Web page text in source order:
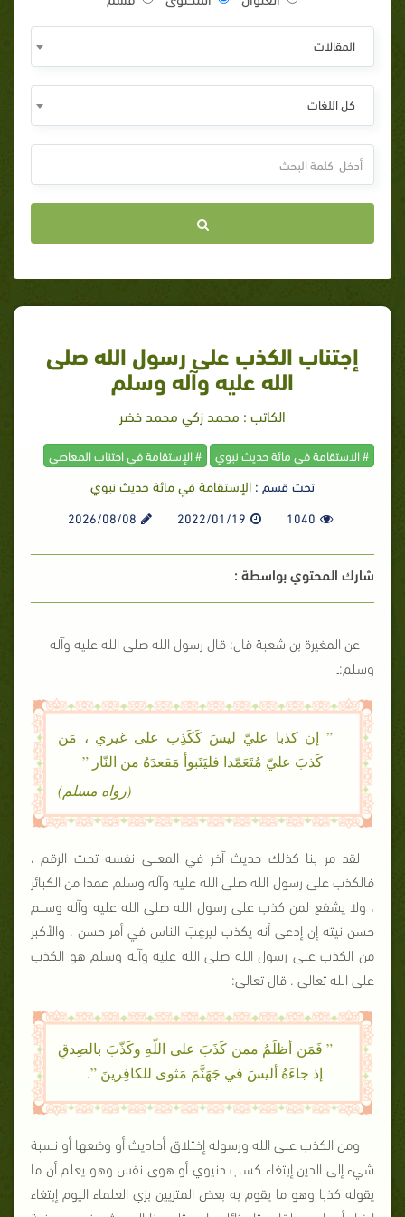
المقالات
كل اللغات
إجتناب الكذب على رسول الله صلى
الله عليه وآله وسلم
الكاتب : محمد زكي محمد خضر
# الاستقامة في مائة حديث نبوي # الإستقامة في اجتناب المعاصي
تحت قسم : الإستقامة في مائة حديث نبوي
1040
2022/01/19
2026/08/08
شارك المحتوي بواسطة :
عن المغيرة بن شعبة قال: قال رسول الله صلى الله عليه وآله
وسلم:ـ
” إن كذبا عليّ ليسَ كَكَذِب على غيري ، مَن
كَذبَ عليّ مُتَعَمّدا فليَتَبوأ مَقعدَهُ من النّار ”
(رواه مسلم)
لقد مر بنا كذلك حديث آخر في المعنى نفسه تحت الرقم ،
فالكذب على رسول الله صلى الله عليه وآله وسلم عمدا من الكبائر
، ولا يشفع لمن كذب على رسول الله صلى الله عليه وآله وسلم
حسن نيته إن إدعى أنه يكذب ليرغِبَ الناس في أمر حسن . والأكبر
من الكذب على رسول الله صلى الله عليه وآله وسلم هو الكذب
على الله تعالى . قال تعالى:
” فَمَن أظلَمُ ممن كَذَبَ على اللّهِ وكَذّبَ بالصِدقِ
إذ جاءَهُ أليسَ في جَهَنَّمَ مَثوى للكافِرينَ ”.
ومن الكذب على الله ورسوله إختلاق أحاديث أو وضعها أو نسبة
شيء إلى الدين إبتغاء كسب دنيوي أو هوى نفس وهو يعلم أن ما
يقوله كذبا وهو ما يقوم به بعض المتزيين بزي العلماء اليوم إبتغاء